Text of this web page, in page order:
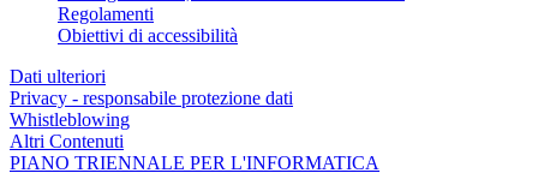
Regolamenti
Obiettivi di accessibilità
Dati ulteriori
Privacy - responsabile protezione dati
Whistleblowing
Altri Contenuti
PIANO TRIENNALE PER L'INFORMATICA